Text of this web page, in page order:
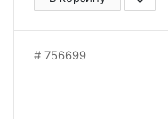
756699